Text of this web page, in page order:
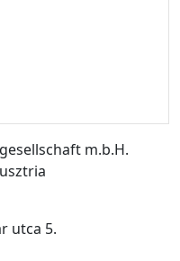
m.b.H.
utca 5.